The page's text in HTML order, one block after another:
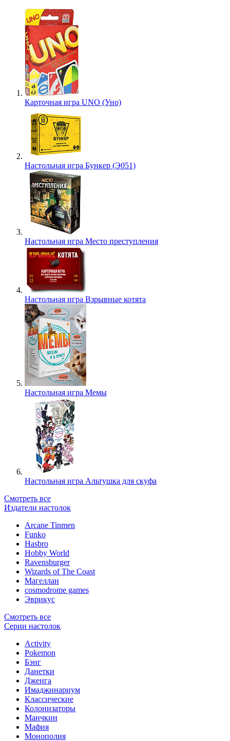
Карточная игра UNO (Уно)
Настольная игра Бункер (Э051)
Настольная игра Место преступления
Настольная игра Взрывные котята
Настольная игра Мемы
Настольная игра Альтушка для скуфа
Смотреть все
Издатели настолок
Arcane Tinmen
Funko
Hasbro
Hobby World
Ravensburger
Wizards of The Coast
Магеллан
сosmodrome games
Эврикус
Смотреть все
Серии настолок
Activity
Pokemon
Бэнг
Данетки
Дженга
Имаджинариум
Классические
Колонизаторы
Манчкин
Мафия
Монополия